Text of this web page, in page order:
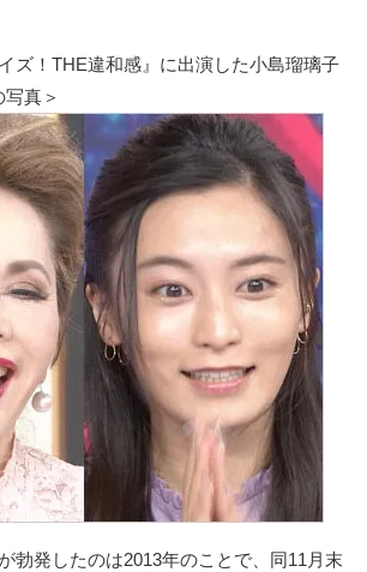
ズ！THE違和感』に出演した小島瑠璃子
真＞
勃発したのは2013年のことで、同11月末